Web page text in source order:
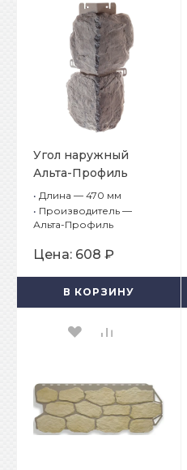
Угол наружный
Альта-Профиль
Бутовый камень
Скандинавский
• Длина — 470 мм
• Производитель —
Альта-Профиль
Цена: 608 ₽
В КОРЗИНУ